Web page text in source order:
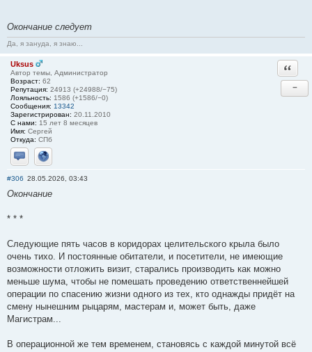
Окончание следует
Да, я зануда, я знаю...
Uksus
Автор темы, Администратор
Возраст: 62
Репутация: 24913 (+24988/−75)
Лояльность: 1586 (+1586/−0)
Сообщения: 13342
Зарегистрирован: 20.11.2010
С нами: 15 лет 8 месяцев
Имя: Сергей
Откуда: СПб
Отправить личное сообщение
Сайт
−
#306 28.05.2026, 03:43
Окончание
* * *
Следующие пять часов в коридорах целительского крыла было
очень тихо. И постоянные обитатели, и посетители, не имеющие
возможности отложить визит, старались производить как можно
меньше шума, чтобы не помешать проведению ответственнейшей
операции по спасению жизни одного из тех, кто однажды придёт на
смену нынешним рыцарям, мастерам и, может быть, даже
Магистрам...
В операционной же тем временем, становясь с каждой минутой всё